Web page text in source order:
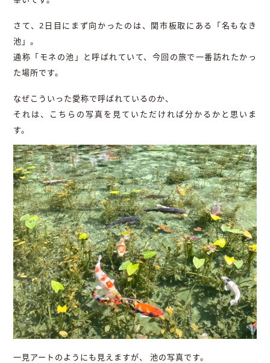
さて、2日目にまず向かったのは、関市板取にある「名もなき
池」。
通称「モネの池」と呼ばれていて、今回の旅で一番訪れたかっ
た場所です。
なぜこういった愛称で呼ばれているのか、
それは、こちらの写真を見ていただければ分かるかと思いま
す。
一見アートのようにも見えますが、 池の写真です。